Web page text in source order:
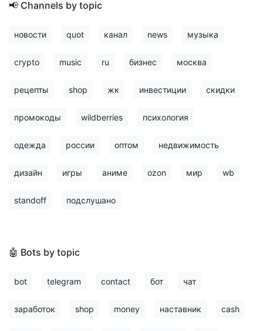
📢 Channels by topic
новости quot канал news музыка
crypto music ru бизнес москва
рецепты shop жк инвестиции скидки
промокоды wildberries психология
одежда россии оптом недвижимость
дизайн игры аниме ozon мир wb
standoff подслушано
🤖 Bots by topic
bot telegram contact бот чат
заработок shop money наставник cash